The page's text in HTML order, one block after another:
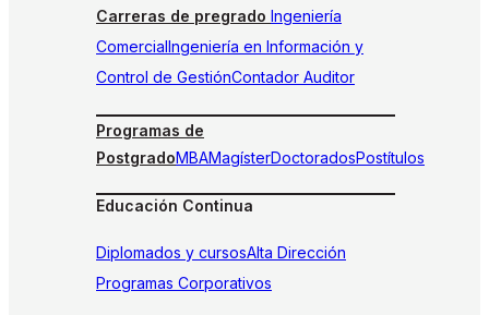
Carreras de pregrado Ingeniería
ComercialIngeniería en Información y
Control de GestiónContador Auditor
Programas de
PostgradoMBAMagísterDoctoradosPostítulos
Educación Continua
Diplomados y cursosAlta Dirección
Programas Corporativos